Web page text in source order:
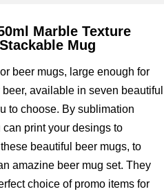
Marble Texture
Mug
beer mugs, large enough for
available in seven beautiful
to choose. By sublimation
can print your desings to
beautiful beer mugs, to
amazine beer mug set. They
choice of promo items for